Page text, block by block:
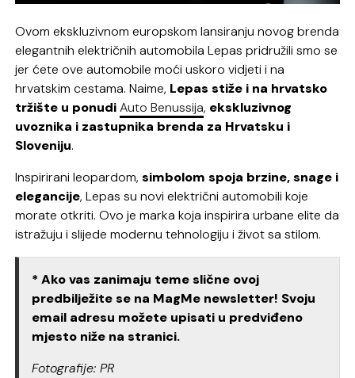
Ovom ekskluzivnom europskom lansiranju novog brenda
elegantnih električnih automobila Lepas pridružili smo se
jer ćete ove automobile moći uskoro vidjeti i na
hrvatskim cestama. Naime, Lepas stiže i na hrvatsko
tržište u ponudiAuto Benussija, ekskluzivnog
uvoznika i zastupnika brenda za Hrvatsku i
Sloveniju.
Inspirirani leopardom,simbolom spoja brzine, snage i
elegancije, Lepas su novi električni automobili koje
morate otkriti. Ovo je marka koja inspirira urbane elite da
istražuju i slijede modernu tehnologiju i život sa stilom.
* Ako vas zanimaju teme slične ovoj
predbilježite se na MagMe newsletter! Svoju
email adresu možete upisati u predviđeno
mjesto niže na stranici.
Fotografije: PR